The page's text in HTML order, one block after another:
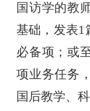
国访学的教
基础，发表1
必备项；或
项业务任务
国后教学、